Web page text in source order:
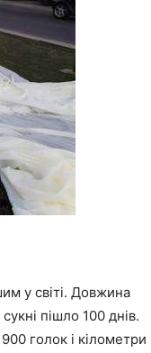
у світі. Довжина
пішло 100 днів.
голок і кілометри